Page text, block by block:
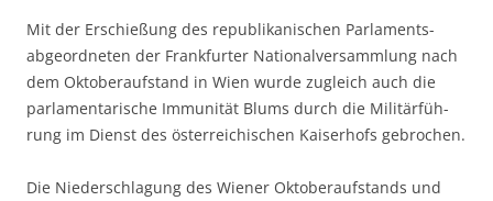
Mit der Erschie­ßung des repu­bli­ka­ni­schen Par­la­ments-
abge­ord­ne­ten der Frank­fur­ter Natio­nal­ver­samm­lung nach
dem Okto­ber­auf­stand in Wien wur­de zugleich auch die
par­la­men­ta­ri­sche Immu­ni­tät Blums durch die Mili­tär­füh­
rung im Dienst des öster­rei­chi­schen Kai­ser­hofs gebrochen.
Die Nie­der­schla­gung des Wie­ner Okto­ber­auf­stands und